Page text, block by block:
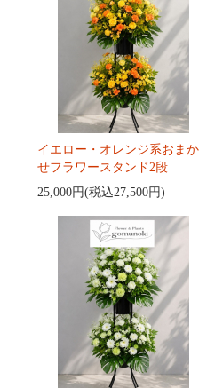
イエロー・オレンジ系おまか
せフラワースタンド2段
25,000円(税込27,500円)